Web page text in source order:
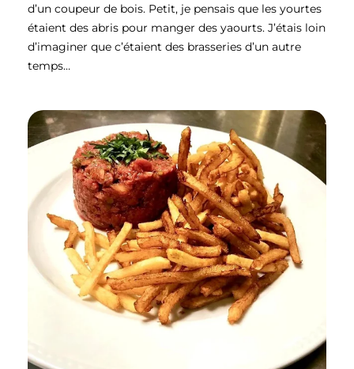
d’un coupeur de bois. Petit, je pensais que les yourtes
étaient des abris pour manger des yaourts. J’étais loin
d’imaginer que c’étaient des brasseries d’un autre
temps…